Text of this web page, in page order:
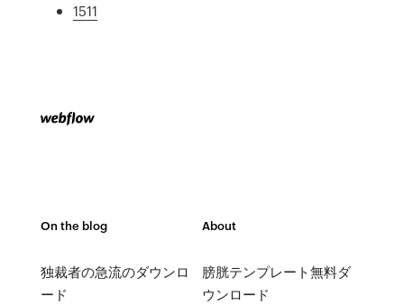
1511
On the blog
独裁者の急流のダウンロ
ード
About
膀胱テンプレート無料ダ
ウンロード